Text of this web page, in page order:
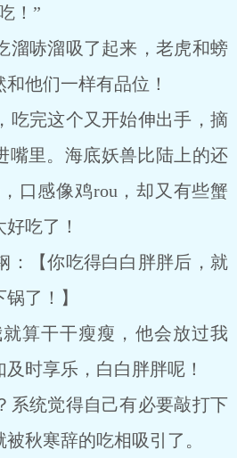
！”
哧溜吸了起来，老虎和螃
他们一样有品位！
完这个又开始伸出手，摘
嘴里。海底妖兽比陆上的还
口感像鸡rou，却又有些蟹
吃了！
【你吃得白白胖胖后，就
了！】
干干瘦瘦，他会放过我
时享乐，白白胖胖呢！
统觉得自己有必要敲打下
秋寒辞的吃相吸引了。